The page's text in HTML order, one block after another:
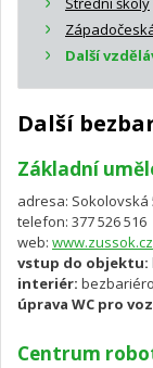
Další
Další
Základní
adresa: Sokolovská
telefon: 377 526 516
web: www.zussok.cz
vstup do objektu:
interiér:
úprava WC pro
Centrum